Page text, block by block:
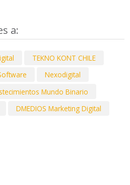
a:
TEKNO KONT CHILE
Nexodigital
Mundo Binario
DMEDIOS Marketing Digital